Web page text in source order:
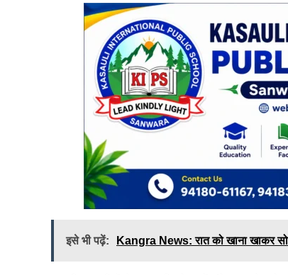
इसे भी पढ़ें: Kangra News: रात को खाना खाकर